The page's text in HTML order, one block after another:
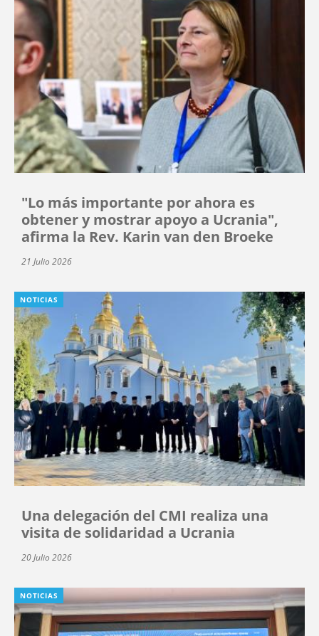
"Lo más importante por ahora es
obtener y mostrar apoyo a Ucrania",
afirma la Rev. Karin van den Broeke
21 Julio 2026
NOTICIAS
Una delegación del CMI realiza una
visita de solidaridad a Ucrania
20 Julio 2026
NOTICIAS